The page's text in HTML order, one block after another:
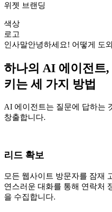
위젯 브랜딩
색상
로고
인사말안녕하세요! 어떻게 도
하나의 AI 에이전트,
키는 세 가지 방법
AI 에이전트는 질문에 답하는
창출합니다.
리드 확보
모든 웹사이트 방문자를 잠재
연스러운 대화를 통해 연락처
을 수집합니다.